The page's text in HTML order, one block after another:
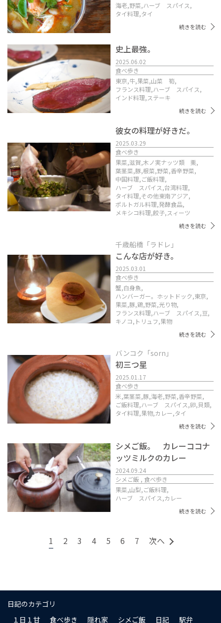
海老,野菜,ハーブ スパイス,
タイ料理,タイ
続きを読む
史上最強。
2025.06.02
食べ歩き
東京,牛,果菜,山菜 筍,
フランス料理,ハーブ スパイス,
インド料理,ステーキ
続きを読む
彼女の料理が好きだ。
2025.03.29
食べ歩き
果菜,滋賀,木ノ実ナッツ類 栗,
葉茎菜,豚,根菜,野菜,香辛野菜,
中国料理,ご飯料理,
ハーブ スパイス,台湾料理,
タイ料理,その他東南アジア,
ポルトガル料理,発酵食品,
メキシコ料理,餃子,スィーツ
続きを読む
千歳船橋「ラドレ」
こんな店が好き。
2025.03.01
食べ歩き
蟹,白身魚,
ハンバーガー。ホットドック,東京,
果菜,豚,鶏,野菜,光り物,
フランス料理,ハーブ スパイス,豆,
キノコ, トリュフ,果物
続きを読む
バンコク「sorn」
初三つ星
2025.01.17
食べ歩き
米,葉茎菜,豚,海老,野菜,香辛野菜,
ご飯料理,ハーブ スパイス,卵,貝類,
タイ料理,果物,カレー,タイ
続きを読む
シメご飯。 カレーココナ
ッツミルクのカレー
2024.09.24
シメご飯 , 食べ歩き
果菜,山梨,ご飯料理,
ハーブ スパイス,カレー
続きを読む
1 2 3 4 5 6 7 次へ
日記のカテゴリ
１日１甘
食べ歩き 隠れ家 シメご飯 日記 駅弁